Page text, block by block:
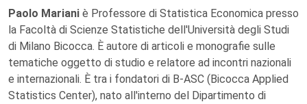
Paolo Mariani è Professore di Statistica Economica presso
la Facoltà di Scienze Statistiche dell'Università degli Studi
di Milano Bicocca. È autore di articoli e monografie sulle
tematiche oggetto di studio e relatore ad incontri nazionali
e internazionali. È tra i fondatori di B-ASC (Bicocca Applied
Statistics Center), nato all'interno del Dipartimento di